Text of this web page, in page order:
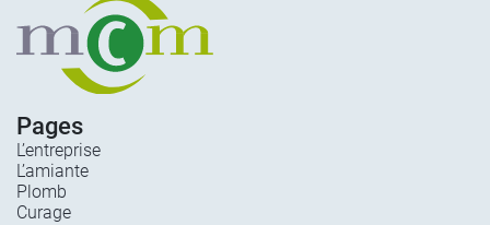
Pages
L’entreprise
L’amiante
Plomb
Curage